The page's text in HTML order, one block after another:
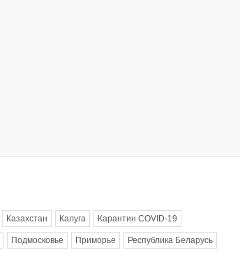
Казахстан Калуга Карантин COVID-19
Подмосковье Приморье Республика Беларусь